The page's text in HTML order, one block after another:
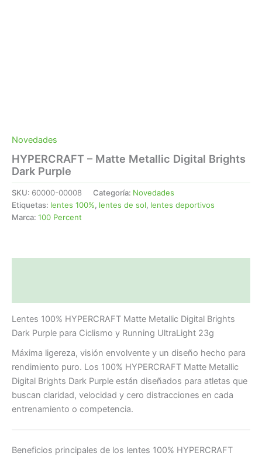
Novedades
HYPERCRAFT – Matte Metallic Digital Brights
Dark Purple
SKU: 60000-00008 Categoría: Novedades
Etiquetas: lentes 100%, lentes de sol, lentes deportivos
Marca: 100 Percent
Lentes 100% HYPERCRAFT Matte Metallic Digital Brights
Dark Purple para Ciclismo y Running UltraLight 23g
Máxima ligereza, visión envolvente y un diseño hecho para
rendimiento puro. Los 100% HYPERCRAFT Matte Metallic
Digital Brights Dark Purple están diseñados para atletas que
buscan claridad, velocidad y cero distracciones en cada
entrenamiento o competencia.
Beneficios principales de los lentes 100% HYPERCRAFT